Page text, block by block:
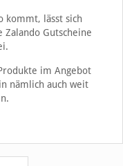
kommt, lässt sich
Zalando Gutscheine
im Angebot
nämlich auch weit